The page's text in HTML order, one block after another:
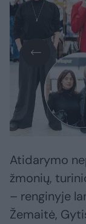
Atidarymo
žmonių,
– renginyje
Žemaitė,